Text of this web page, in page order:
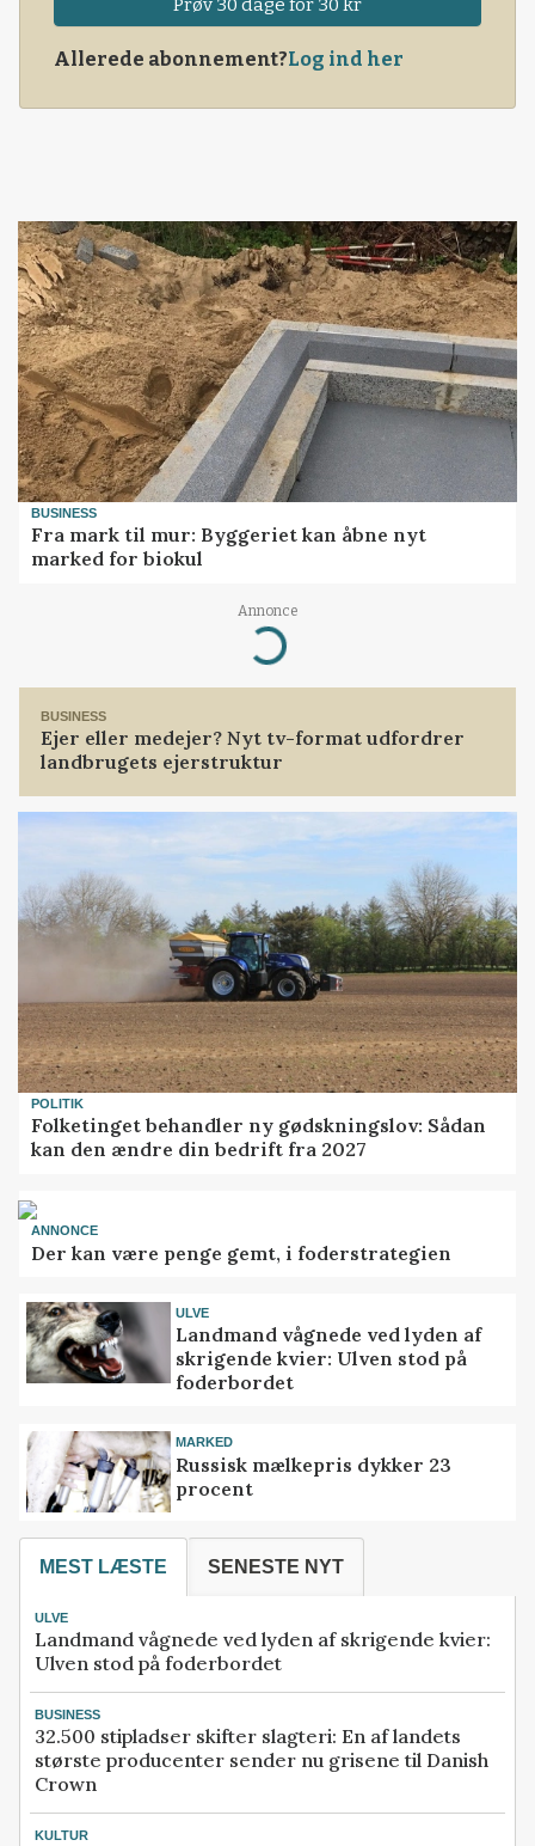
Prøv 30 dage for 30 kr
Allerede abonnement?Log ind her
BUSINESS
Fra mark til mur: Byggeriet kan åbne nyt
marked for biokul
Annonce
Loading...
BUSINESS
Ejer eller medejer? Nyt tv-format udfordrer
landbrugets ejerstruktur
POLITIK
Folketinget behandler ny gødskningslov: Sådan
kan den ændre din bedrift fra 2027
ANNONCE
Der kan være penge gemt, i foderstrategien
ULVE
Landmand vågnede ved lyden af
skrigende kvier: Ulven stod på
foderbordet
MARKED
Russisk mælkepris dykker 23
procent
MEST LÆSTE SENESTE NYT
ULVE
Landmand vågnede ved lyden af skrigende kvier:
Ulven stod på foderbordet
BUSINESS
32.500 stipladser skifter slagteri: En af landets
største producenter sender nu grisene til Danish
Crown
KULTUR